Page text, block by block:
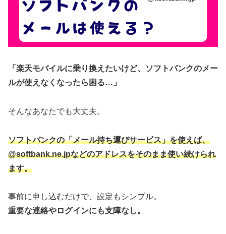
「楽天モバイルに乗り換えたいけど、ソフトバンクのメー
ルが使えなくなったら困る…」
そんなあなたでも大丈夫。
ソフトバンクの「メール持ち運びサービス」を使えば、
@softbank.ne.jpなどのアドレスをそのまま使い続けられ
ます。
事前に申し込むだけで、設定もシンプル。
重要な連絡やログインにも支障なし。